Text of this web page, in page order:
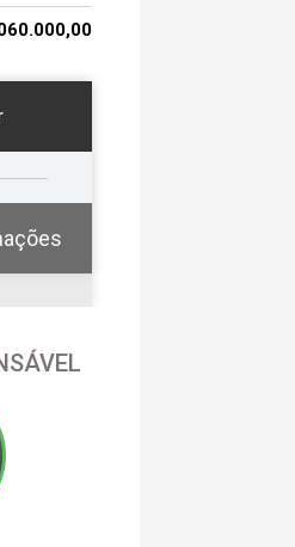
dia e
Fri